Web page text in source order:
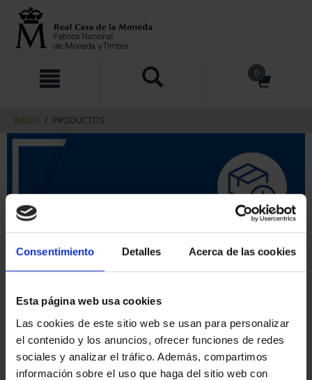
Consentimiento Detalles Acerca de las cookies
Esta página web usa cookies
Las cookies de este sitio web se usan para personalizar
el contenido y los anuncios, ofrecer funciones de redes
sociales y analizar el tráfico. Además, compartimos
información sobre el uso que haga del sitio web con
contenido
navegacin
0
INICIO PRODUCTOS
ORDENAR POR: